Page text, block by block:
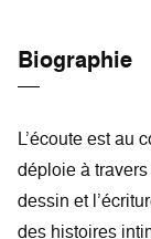
Biographie
L’écoute est au
déploie à
dessin et
des histoires